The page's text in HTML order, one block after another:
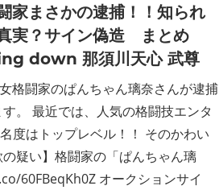
家まさかの逮捕！！知られ
実？サイン偽造 まとめ
down 那須川天心 武尊
格闘家のぱんちゃん璃奈さんが逮捕
。 最近では、人気の格闘技エンタ
度はトップレベル！！ そのかわい
疑い】格闘家の「ぱんちゃん璃
60FBeqKh0Z オークションサイ